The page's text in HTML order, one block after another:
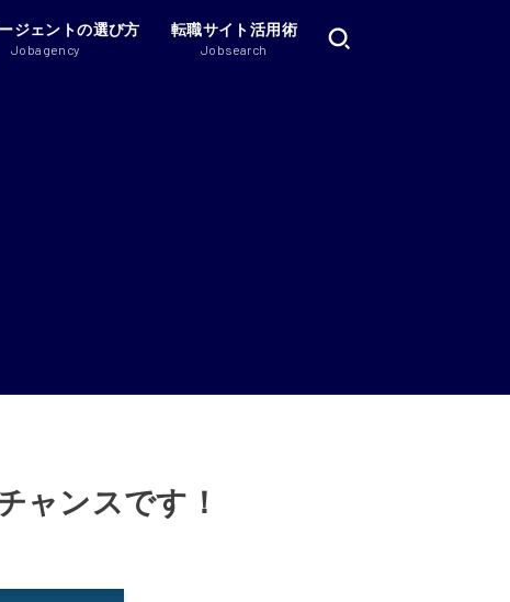
ジェントの選び方
Jobagency
転職サイト活用術
Jobsearch
ャンスです！